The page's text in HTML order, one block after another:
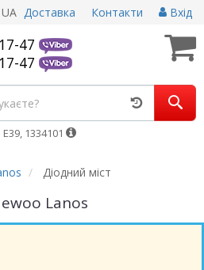
UA Доставка Контакти Вхід
47
47
1334101
Діодний міст
Lanos